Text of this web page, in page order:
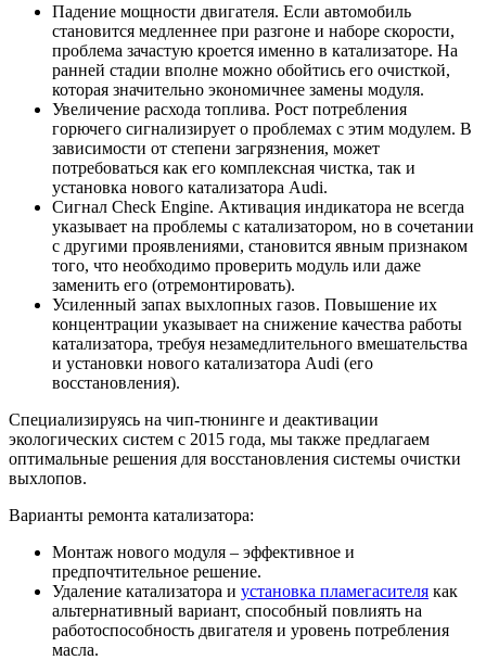
Падение мощности двигателя. Если автомобиль
становится медленнее при разгоне и наборе скорости,
проблема зачастую кроется именно в катализаторе. На
ранней стадии вполне можно обойтись его очисткой,
которая значительно экономичнее замены модуля.
Увеличение расхода топлива. Рост потребления
горючего сигнализирует о проблемах с этим модулем. В
зависимости от степени загрязнения, может
потребоваться как его комплексная чистка, так и
установка нового катализатора Audi.
Сигнал Check Engine. Активация индикатора не всегда
указывает на проблемы с катализатором, но в сочетании
с другими проявлениями, становится явным признаком
того, что необходимо проверить модуль или даже
заменить его (отремонтировать).
Усиленный запах выхлопных газов. Повышение их
концентрации указывает на снижение качества работы
катализатора, требуя незамедлительного вмешательства
и установки нового катализатора Audi (его
восстановления).
Специализируясь на чип-тюнинге и деактивации
экологических систем с 2015 года, мы также предлагаем
оптимальные решения для восстановления системы очистки
выхлопов.
Варианты ремонта катализатора:
Монтаж нового модуля – эффективное и
предпочтительное решение.
Удаление катализатора и установка пламегасителя как
альтернативный вариант, способный повлиять на
работоспособность двигателя и уровень потребления
масла.